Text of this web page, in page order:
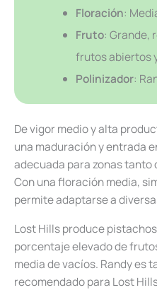
Floración:
Fruto: Grande,
frutos abiertos
Polinizador:
De vigor medio y alta
una maduración y entrada
adecuada para zonas tanto
Con una floración media,
permite adaptarse a
Lost Hills produce
porcentaje elevado de
media de vacíos. Randy es
recomendado para Lost